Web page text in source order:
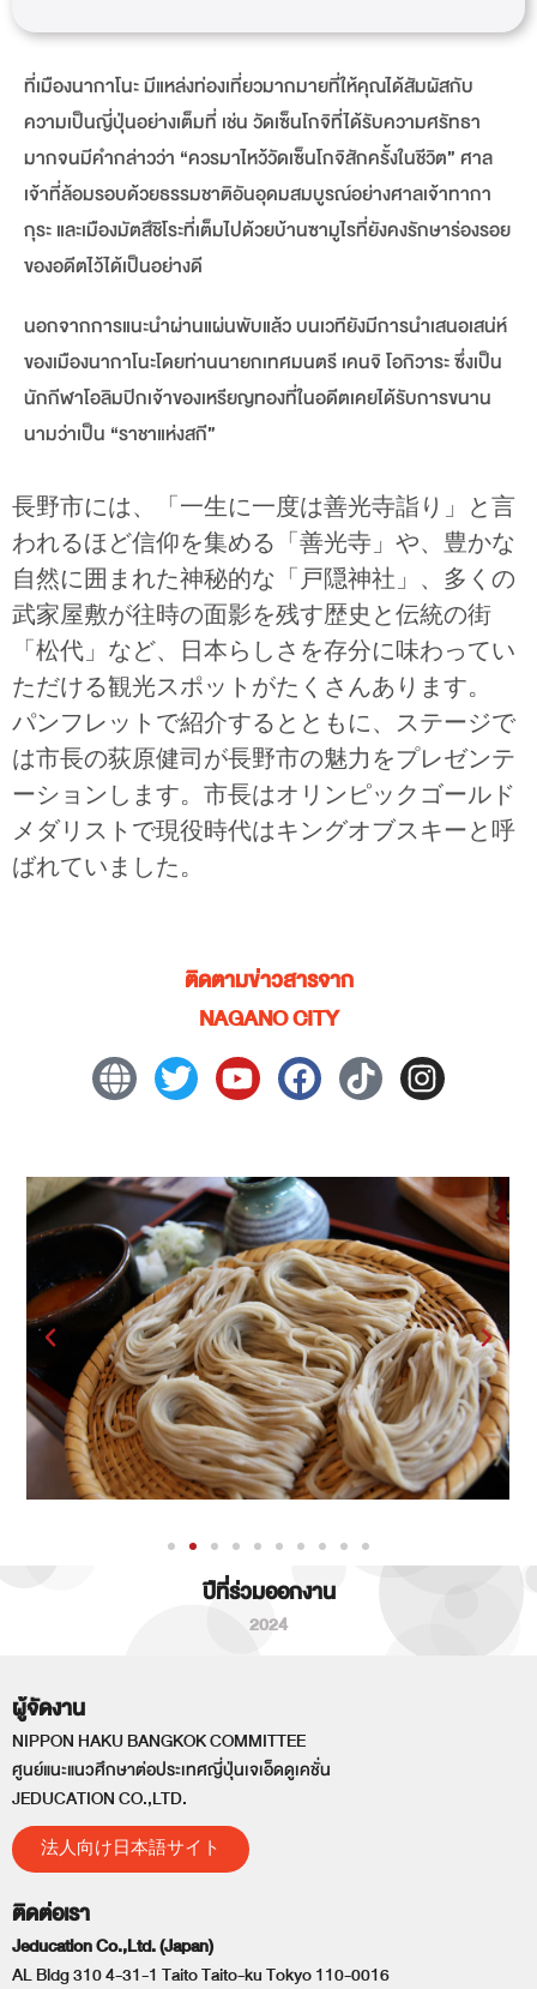
ที่เมืองนากาโนะ มีแหล่งท่องเที่ยวมากมายที่ให้คุณได้สัมผัสกับ
ความเป็นญี่ปุ่นอย่างเต็มที่ เช่น วัดเซ็นโกจิที่ได้รับความศรัทธา
มากจนมีคำกล่าวว่า “ควรมาไหว้วัดเซ็นโกจิสักครั้งในชีวิต” ศาล
เจ้าที่ล้อมรอบด้วยธรรมชาติอันอุดมสมบูรณ์อย่างศาลเจ้าทากา
กุระ และเมืองมัตสึชิโระที่เต็มไปด้วยบ้านซามูไรที่ยังคงรักษาร่องรอย
ของอดีตไว้ได้เป็นอย่างดี
นอกจากการแนะนำผ่านแผ่นพับแล้ว บนเวทียังมีการนำเสนอเสน่ห์
ของเมืองนากาโนะโดยท่านนายกเทศมนตรี เคนจิ โอกิวาระ ซึ่งเป็น
นักกีฬาโอลิมปิกเจ้าของเหรียญทองที่ในอดีตเคยได้รับการขนาน
นามว่าเป็น “ราชาแห่งสกี”
長野市には、「一生に一度は善光寺詣り」と言
われるほど信仰を集める「善光寺」や、豊かな
自然に囲まれた神秘的な「戸隠神社」、多くの
武家屋敷が往時の面影を残す歴史と伝統の街
「松代」など、日本らしさを存分に味わってい
ただける観光スポットがたくさんあります。
パンフレットで紹介するとともに、ステージで
は市長の荻原健司が長野市の魅力をプレゼンテ
ーションします。市長はオリンピックゴールド
メダリストで現役時代はキングオブスキーと呼
ばれていました。
ติดตามข่าวสารจาก
NAGANO CITY
ปีที่ร่วมออกงาน
2024
ผู้จัดงาน
NIPPON HAKU BANGKOK COMMITTEE
ศูนย์แนะแนวศึกษาต่อประเทศญี่ปุ่นเจเอ็ดดูเคชั่น
JEDUCATION CO.,LTD.
法人向け日本語サイト
ติดต่อเรา
Jeducation Co.,Ltd. (Japan)
AL Bldg 310 4-31-1 Taito Taito-ku Tokyo 110-0016